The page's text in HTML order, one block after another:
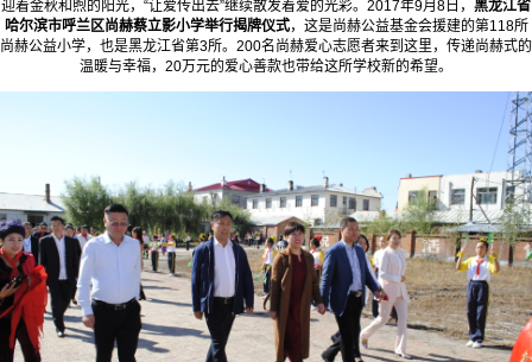
迎着金秋和煦的阳光，“让爱传出去”继续散发着爱的光彩。2017年9月8日， 黑龙江省
哈尔滨市呼兰区尚赫蔡立影小学举行揭牌仪式，这是尚赫公益基金会援建的第118所
尚赫公益小学，也是黑龙江省第3所。200名尚赫爱心志愿者来到这里，传递尚赫式的
温暖与幸福，20万元的爱心善款也带给这所学校新的希望。